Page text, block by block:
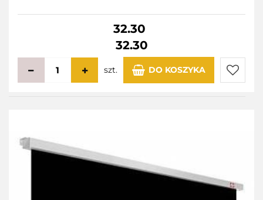
32.30
32.30
szt. DO KOSZYKA
Do